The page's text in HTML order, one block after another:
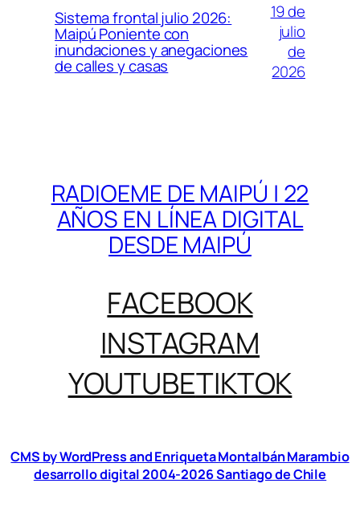
Sistema frontal julio 2026:
Maipú Poniente con
inundaciones y anegaciones
de calles y casas
19 de
julio
de
2026
RADIOEME DE MAIPÚ | 22
AÑOS EN LÍNEA DIGITAL
DESDE MAIPÚ
FACEBOOK
INSTAGRAM
YOUTUBETIKTOK
CMS by WordPress and Enriqueta Montalbán Marambio
desarrollo digital 2004-2026 Santiago de Chile